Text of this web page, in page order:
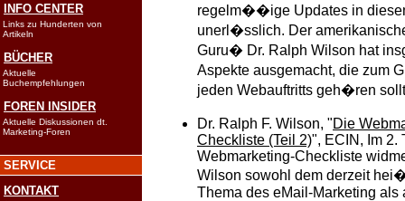
regelm��ige Updates in
unerl�sslich. Der
Guru� Dr. Ralph Wilson hat
Aspekte ausgemacht, die zum
jeden Webauftritts geh�ren
Dr. Ralph F. Wilson, "Die
Checkliste (Teil 2)", ECIN, Im 2.
Webmarketing-Checkliste
Wilson sowohl dem derzeit
Thema des eMail-Marketing als
INFO CENTER
Links zu Hunderten von
Artikeln
BÜCHER
Aktuelle
Buchempfehlungen
FOREN INSIDER
Aktuelle Diskussionen dt.
Marketing-Foren
SERVICE
KONTAKT